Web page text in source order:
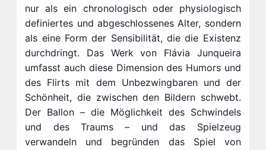
nur als ein chronologisch oder physiologisch
definiertes und abgeschlossenes Alter, sondern
als eine Form der Sensibilität, die die Existenz
durchdringt. Das Werk von Flávia Junqueira
umfasst auch diese Dimension des Humors und
des Flirts mit dem Unbezwingbaren und der
Schönheit, die zwischen den Bildern schwebt.
Der Ballon – die Möglichkeit des Schwindels
und des Traums – und das Spielzeug
verwandeln und begründen das Spiel von